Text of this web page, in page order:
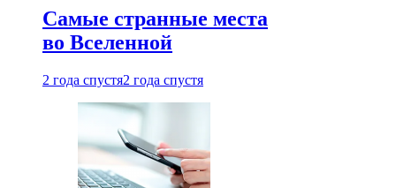
Самые странные места
во Вселенной
2 года спустя2 года спустя